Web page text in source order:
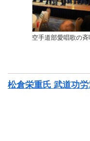
空手道部愛唱歌の斉
松倉栄重氏 武道功